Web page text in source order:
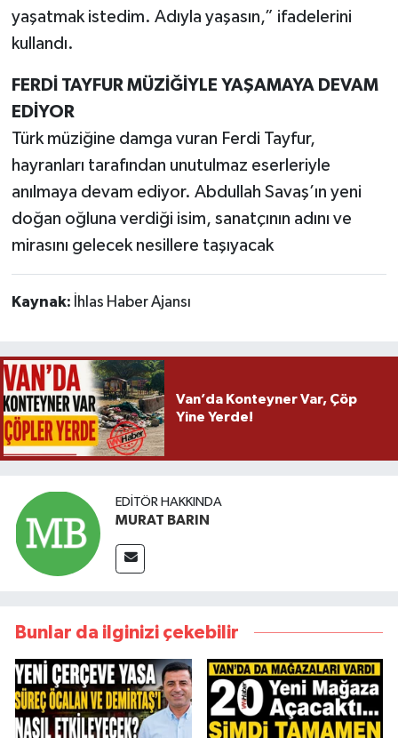
yaşatmak istedim. Adıyla yaşasın,” ifadelerini
kullandı.
FERDİ TAYFUR MÜZİĞİYLE YAŞAMAYA DEVAM
EDİYOR
Türk müziğine damga vuran Ferdi Tayfur,
hayranları tarafından unutulmaz eserleriyle
anılmaya devam ediyor. Abdullah Savaş’ın yeni
doğan oğluna verdiği isim, sanatçının adını ve
mirasını gelecek nesillere taşıyacak
Kaynak: İhlas Haber Ajansı
Van’da Konteyner Var, Çöp
Yine Yerde!
EDITÖR HAKKINDA
MURAT BARIN
Bunlar da ilginizi çekebilir